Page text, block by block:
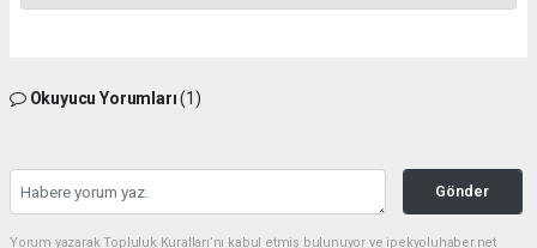
Okuyucu Yorumları(1)
Gönder
Yorum yazarak Topluluk Kuralları’nı kabul etmiş bulunuyor ve ipekyoluhaber.net